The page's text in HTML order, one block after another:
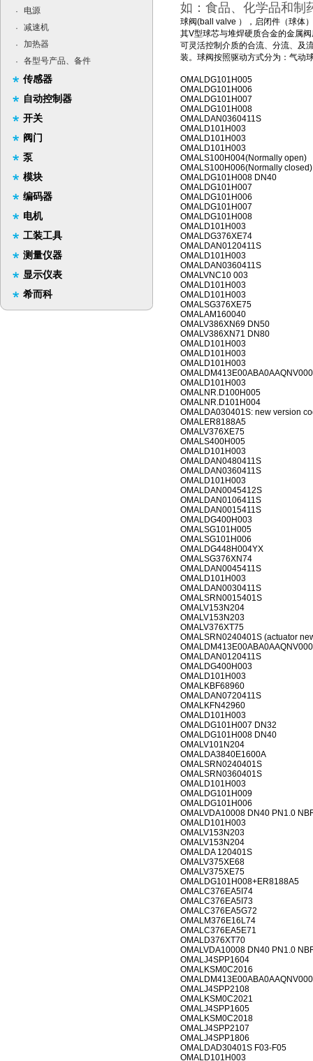
·
电源
·
减速机
·
加热器
·
各型号产品、备件
传感器
自动控制器
开关
阀门
泵
模块
编码器
电机
工装工具
测量仪器
显示仪表
希而科
如：食品、化学品和制
球阀(ball valve ），启闭件（球体
其V型球芯与堆焊硬质合金的金属
可灵活控制介质的合流、分流、及
装。球阀按照驱动方式分为：气动
OMALDG101H005
OMALDG101H006
OMALDG101H007
OMALDG101H008
OMALDAN0360411S
OMALD101H003
OMALD101H003
OMALD101H003
OMALS100H004(Normally open)
OMALS100H006(Normally closed)
OMALDG101H008 DN40
OMALDG101H007
OMALDG101H006
OMALDG101H007
OMALDG101H008
OMALD101H003
OMALDG376XE74
OMALDAN0120411S
OMALD101H003
OMALDAN0360411S
OMALVNC10 003
OMALD101H003
OMALD101H003
OMALSG376XE75
OMALAM160040
OMALV386XN69 DN50
OMALV386XN71 DN80
OMALD101H003
OMALD101H003
OMALD101H003
OMALD101H003
OMALNR.D100H005
OMALNR.D101H004
OMALDA030401S: new version
OMALER8188A5
OMALV376XE75
OMALS400H005
OMALD101H003
OMALDAN0480411S
OMALDAN0360411S
OMALD101H003
OMALDAN0045412S
OMALDAN0106411S
OMALDAN0015411S
OMALDG400H003
OMALSG101H005
OMALSG101H006
OMALDG448H004YX
OMALSG376XN74
OMALDAN0045411S
OMALD101H003
OMALDAN0030411S
OMALSRN0015401S
OMALV153N204
OMALV153N203
OMALV376XT75
OMALSRN0240401S (actuator
OMALDAN0120411S
OMALDG400H003
OMALD101H003
OMALKBF68960
OMALDAN0720411S
OMALKFN42960
OMALD101H003
OMALDG101H007 DN32
OMALDG101H008 DN40
OMALV101N204
OMALDA3840E1600A
OMALSRN0240401S
OMALSRN0360401S
OMALD101H003
OMALDG101H009
OMALDG101H006
OMALVDA10008 DN40 PN1.0
OMALD101H003
OMALV153N203
OMALV153N204
OMALDA 120401S
OMALV375XE68
OMALV375XE75
OMALDG101H008+ER8188A5
OMALC376EA5I74
OMALC376EA5I73
OMALC376EA5G72
OMALM376E16L74
OMALC376EA5E71
OMALD376XT70
OMALVDA10008 DN40 PN1.0
OMALJ4SPP1604
OMALKSM0C2016
OMALJ4SPP2108
OMALKSM0C2021
OMALJ4SPP1605
OMALKSM0C2018
OMALJ4SPP2107
OMALJ4SPP1806
OMALDAD30401S F03-F05
OMALD101H003